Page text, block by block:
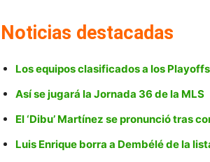
Noticias destacadas
Los equipos clasificados a los
Así se jugará la Jornada 36 de la MLS
El ‘Dibu’ Martínez se pronunció tras
Luis Enrique borra a Dembélé de la